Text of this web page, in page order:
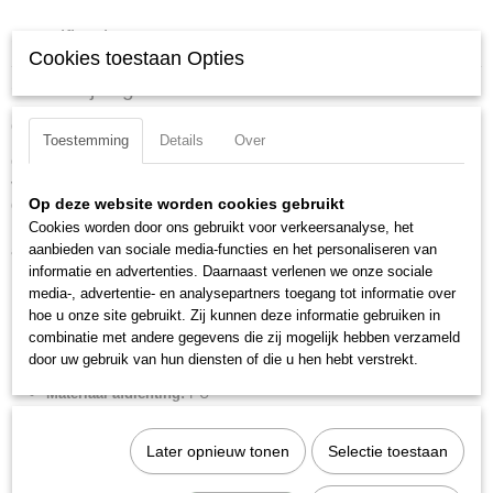
Specificaties
1213A10400ZP
8024986909487
1213A10400ZP
Netto gewicht
7,07 Kg
Cilinder ISO 15552 -3- d 100 slag 400 dema.
Cilinder volgens ISO 15552 met glad buisprofiel welke aan 1 zijde is
voorzien van sensorsleuven
Ook verkrijgbaar als enkelwerkend of met doorlopende zuigerstang
Brede keus in afdichtingen zoals: NBR, FKM/FPM, low-temp en speciale
afschrapers op de zuigerstang.
Merk:Metal Work
Diameter:100 mm
Slag:400 mm
Aansluiting perslucht:1/2" BSPP
Materiaal afdichting:PU
Zuigerstangschroefdraad:M20x1,5
Zuigerstangdiameter:25 mm
Cookies toestaan Opties
Toestemming Details Over
Op deze website worden cookies gebruikt
Cookies worden door ons gebruikt voor verkeersanalyse, het
aanbieden van sociale media-functies en het personaliseren van
informatie en advertenties. Daarnaast verlenen we onze sociale
media-, advertentie- en analysepartners toegang tot informatie over
hoe u onze site gebruikt. Zij kunnen deze informatie gebruiken in
combinatie met andere gegevens die zij mogelijk hebben verzameld
door uw gebruik van hun diensten of die u hen hebt verstrekt.
Later opnieuw tonen Selectie toestaan